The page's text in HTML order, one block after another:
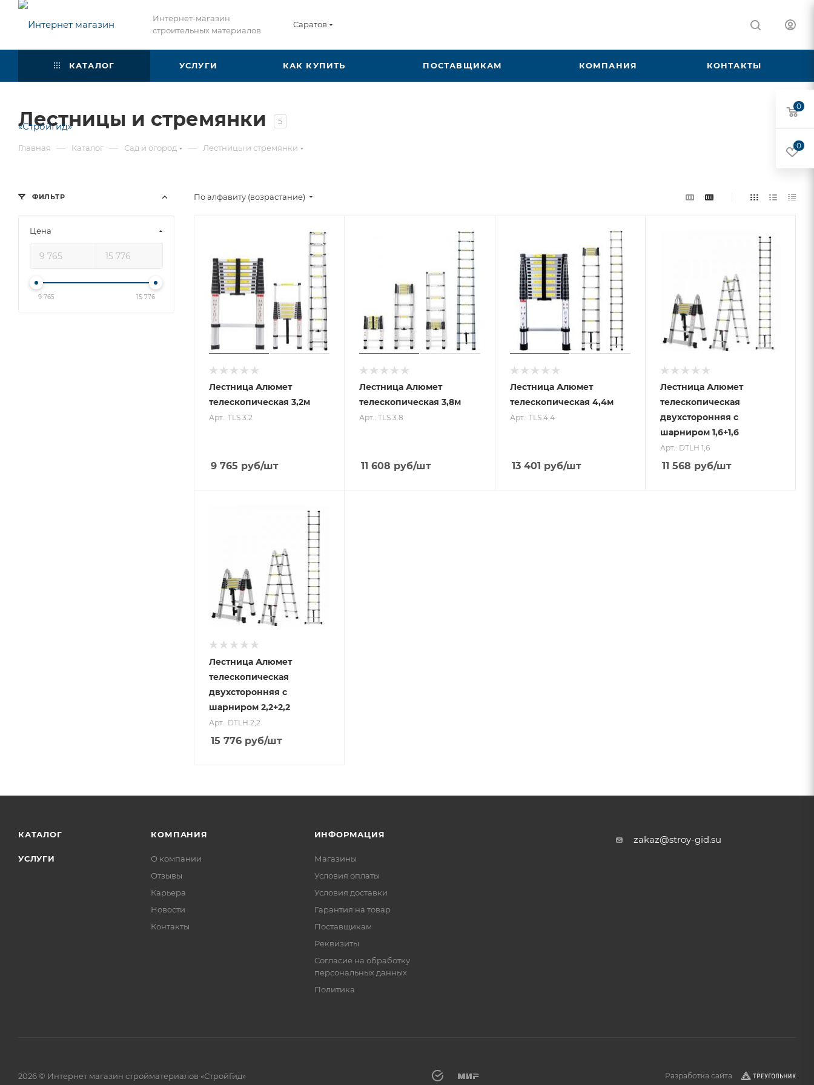
Интернет-магазин
строительных материалов
Саратов
КАТАЛОГ УСЛУГИ КАК КУПИТЬ ПОСТАВЩИКАМ КОМПАНИЯ КОНТАКТЫ
Лестницы и стремянки 5
Главная — Каталог — Сад и огород — Лестницы и стремянки
По алфавиту (возрастание)
Лестница Алюмет
телескопическая 3,2м
Арт.: TLS 3.2
9 765 руб/шт
Лестница Алюмет
телескопическая 3,8м
Арт.: TLS 3.8
11 608 руб/шт
Лестница Алюмет
телескопическая 4,4м
Арт.: TLS 4,4
13 401 руб/шт
Лестница Алюмет
телескопическая
двухсторонняя с
шарниром 1,6+1,6
Арт.: DTLH 1,6
11 568 руб/шт
Лестница Алюмет
телескопическая
двухсторонняя с
шарниром 2,2+2,2
Арт.: DTLH 2,2
15 776 руб/шт
ФИЛЬТР
Цена
9 765 15 776
КАТАЛОГ
УСЛУГИ
КОМПАНИЯ
О компании
Отзывы
Карьера
Новости
Контакты
ИНФОРМАЦИЯ
Магазины
Условия оплаты
Условия доставки
Гарантия на товар
Поставщикам
Реквизиты
Согласие на обработку
персональных данных
Политика
zakaz@stroy-gid.su
2026 © Интернет магазин стройматериалов «СтройГид» Разработка сайта
0
0